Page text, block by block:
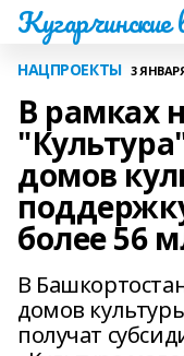
Кугарчинские
НАЦПРОЕКТЫ 3
В рамках
домов
более 56
В
домов
получат